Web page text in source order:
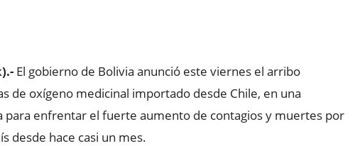
El gobierno de Bolivia anunció este viernes el arribo
de oxígeno medicinal importado desde Chile, en una
para enfrentar el fuerte aumento de contagios y muertes por
desde hace casi un mes.